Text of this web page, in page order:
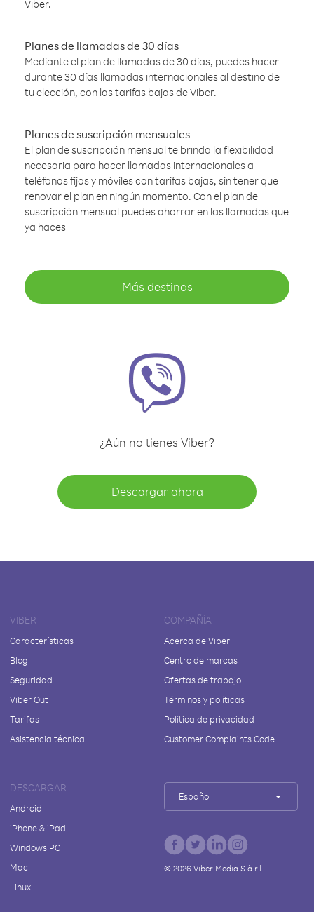
Viber.
Planes de llamadas de 30 días
Mediante el plan de llamadas de 30 días, puedes hacer
durante 30 días llamadas internacionales al destino de
tu elección, con las tarifas bajas de Viber.
Planes de suscripción mensuales
El plan de suscripción mensual te brinda la flexibilidad
necesaria para hacer llamadas internacionales a
teléfonos fijos y móviles con tarifas bajas, sin tener que
renovar el plan en ningún momento. Con el plan de
suscripción mensual puedes ahorrar en las llamadas que
ya haces
Más destinos
¿Aún no tienes Viber?
Descargar ahora
VIBER
Características
Blog
Seguridad
Viber Out
Tarifas
Asistencia técnica
COMPAÑÍA
Acerca de Viber
Centro de marcas
Ofertas de trabajo
Términos y políticas
Política de privacidad
Customer Complaints Code
DESCARGAR
Android
iPhone & iPad
Windows PC
Mac
Linux
Español
© 2026Viber Media S.à r.l.